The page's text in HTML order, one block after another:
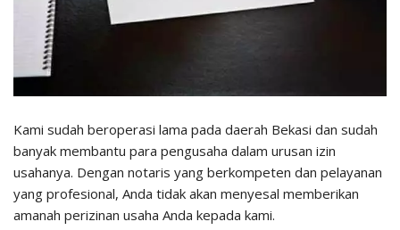
Kami sudah beroperasi lama pada daerah Bekasi dan sudah
banyak membantu para pengusaha dalam urusan izin
usahanya. Dengan notaris yang berkompeten dan pelayanan
yang profesional, Anda tidak akan menyesal memberikan
amanah perizinan usaha Anda kepada kami.